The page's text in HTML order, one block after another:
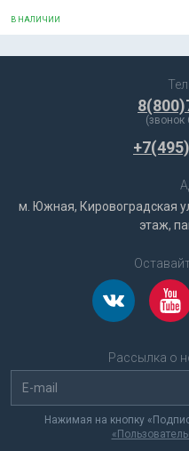
В НАЛИЧИИ
(звонок
м. Южная, Кировоградская
этаж,
Рассылка о
Нажимая на кнопку